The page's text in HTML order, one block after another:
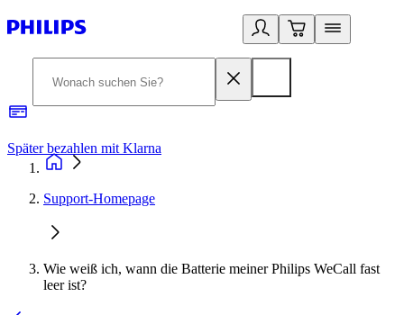
Später bezahlen mit Klarna
Support-Homepage
Wie weiß ich, wann die Batterie meiner Philips WeCall fast
leer ist?